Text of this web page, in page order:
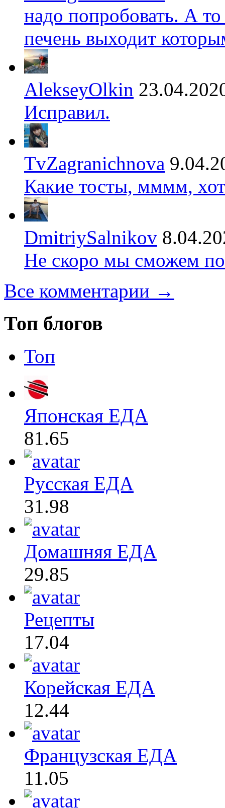
надо попробовать. А
печень выходит
AlekseyOlkin
Исправил.
TvZagranichnova
Какие тосты, мммм,
DmitriySalnikov
Не скоро мы сможем
Все комментарии →
Топ блогов
Топ
Японская ЕДА
81.65
Русская ЕДА
31.98
Домашняя ЕДА
29.85
Рецепты
17.04
Корейская ЕДА
12.44
Французская ЕДА
11.05